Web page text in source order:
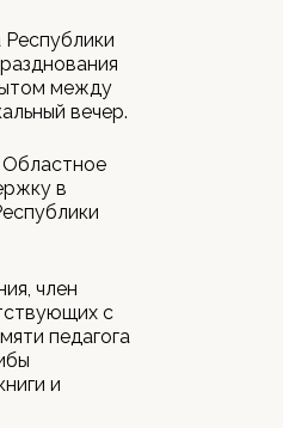
Республики
между
вечер.
Областное
в
член
с
педагога
и